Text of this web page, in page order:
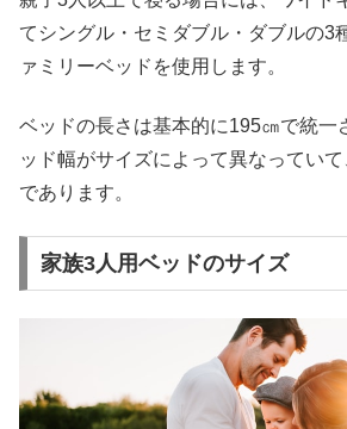
てシングル・セミダブル・ダブルの3
ァミリーベッドを使用します。
ベッドの長さは基本的に195㎝で統一
ッド幅がサイズによって異なってい
であります。
家族3人用ベッドのサイズ